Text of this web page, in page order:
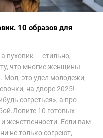
10 образов для
пуховик — стильно,
что многие женщины
Мол, это удел молодежи,
на дворе 2025!
согреться», а про
10 готовых
женственности. Если вам
не только согреют,